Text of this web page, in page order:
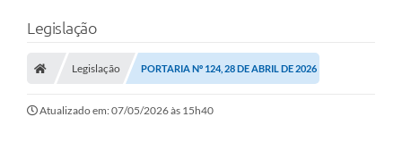
Legislação
Legislação PORTARIA Nº 124, 28 DE ABRIL DE 2026
Atualizado em: 07/05/2026 às 15h40